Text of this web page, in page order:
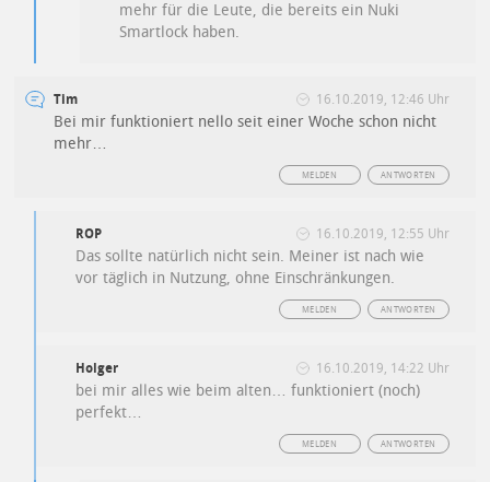
mehr für die Leute, die bereits ein Nuki
Smartlock haben.
Tim 16.10.2019, 12:46 Uhr
Bei mir funktioniert nello seit einer Woche schon nicht
mehr…
ANTWORTEN
MELDEN
ROP 16.10.2019, 12:55 Uhr
Das sollte natürlich nicht sein. Meiner ist nach wie
vor täglich in Nutzung, ohne Einschränkungen.
ANTWORTEN
MELDEN
Holger 16.10.2019, 14:22 Uhr
bei mir alles wie beim alten… funktioniert (noch)
perfekt…
ANTWORTEN
MELDEN